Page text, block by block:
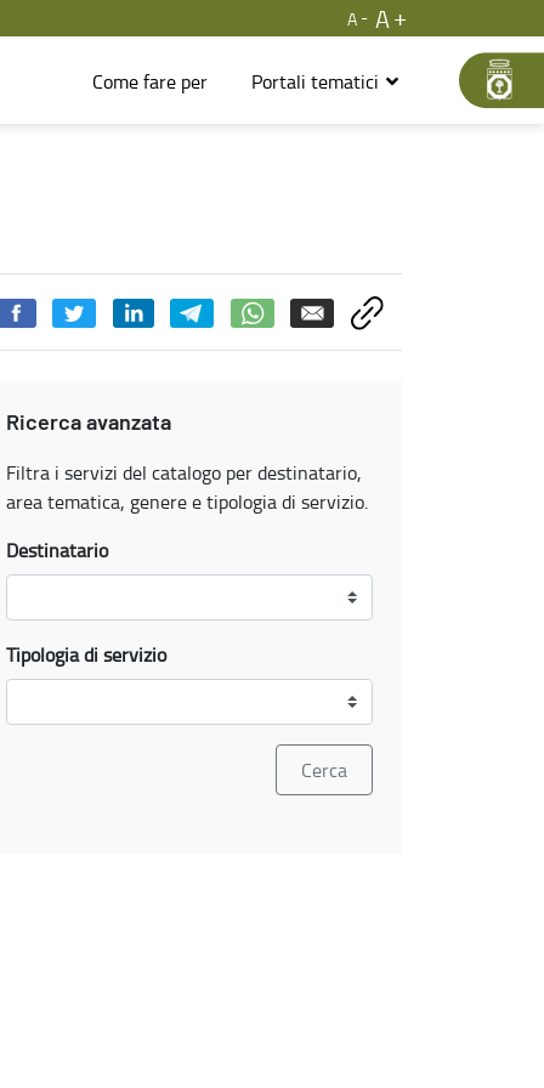
A A
Come fare per Portali tematici
Ricerca avanzata
Filtra i servizi del catalogo per destinatario,
area tematica, genere e tipologia di servizio.
Destinatario
Tipologia di servizio